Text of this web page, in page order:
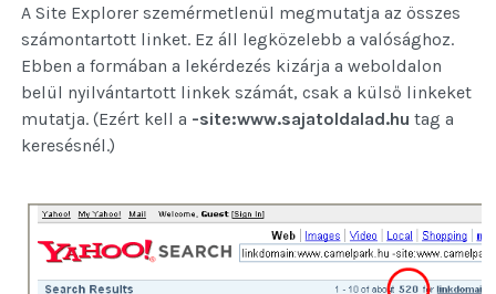
A Site Explorer szemérmetlenül megmutatja az összes
számontartott linket. Ez áll legközelebb a valósághoz.
Ebben a formában a lekérdezés kizárja a weboldalon
belül nyilvántartott linkek számát, csak a külső linkeket
mutatja. (Ezért kell a -site:www.sajatoldalad.hu tag a
keresésnél.)